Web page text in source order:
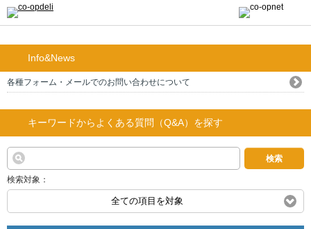
Info&News
各種フォーム・メールでのお問い合わせについて
キーワードからよくある質問（Q&A）を探す
検索対象：
全ての項目を対象
検索